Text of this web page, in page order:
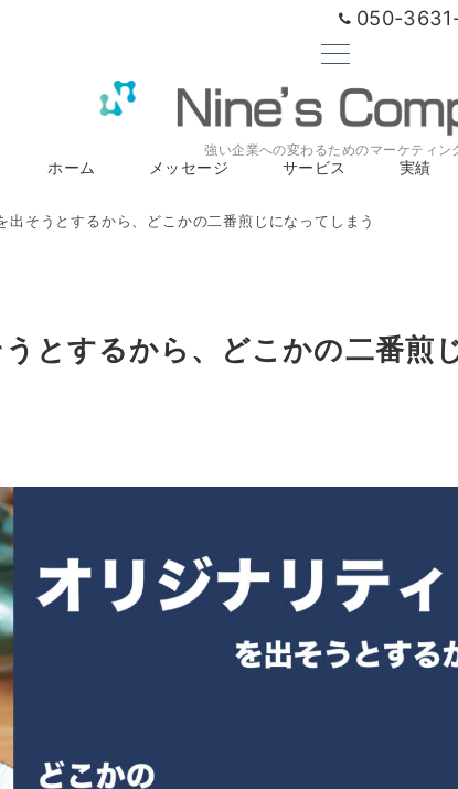
050-
強い企業への変わるためのマーケティン
ホーム メッセージ サービス 実績
出そうとするから、どこかの二番煎じになってしまう
とするから、どこかの二番煎